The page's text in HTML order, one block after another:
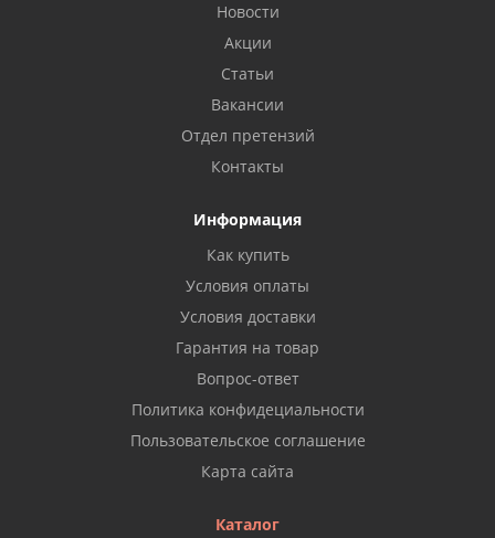
Новости
Акции
Статьи
Вакансии
Отдел претензий
Контакты
Информация
Как купить
Условия оплаты
Условия доставки
Гарантия на товар
Вопрос-ответ
Политика конфидециальности
Пользовательское соглашение
Карта сайта
Каталог